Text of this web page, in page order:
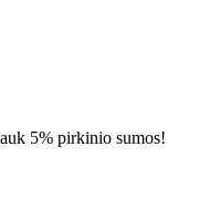
5% pirkinio sumos!